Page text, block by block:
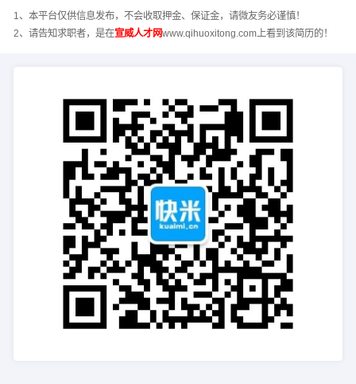
1、本平台仅供信息发布，不会收取押金、保证金，请微友务必谨慎！
2、请告知求职者，是在宣威人才网www.qihuoxitong.com上看到该简历的！